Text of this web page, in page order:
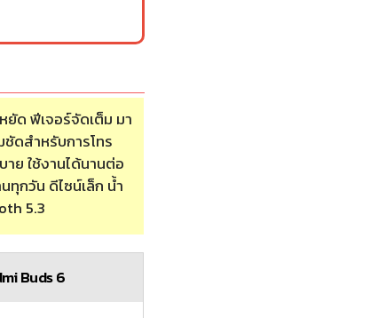
ยัด ฟีเจอร์จัดเต็ม มา
ดสำหรับการโทร
ย ใช้งานได้นานต่อ
ทุกวัน ดีไซน์เล็ก น้ำ
5.3
Buds 6